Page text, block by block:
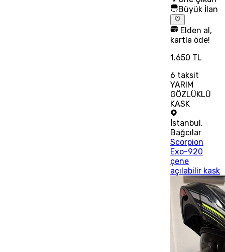
Büyük İlan
Elden al,
kartla öde!
1.650 TL
6 taksit
YARIM
GÖZLÜKLÜ
KASK
İstanbul ,
Bağcılar
Scorpion
Exo-920
çene
açılabilir kask